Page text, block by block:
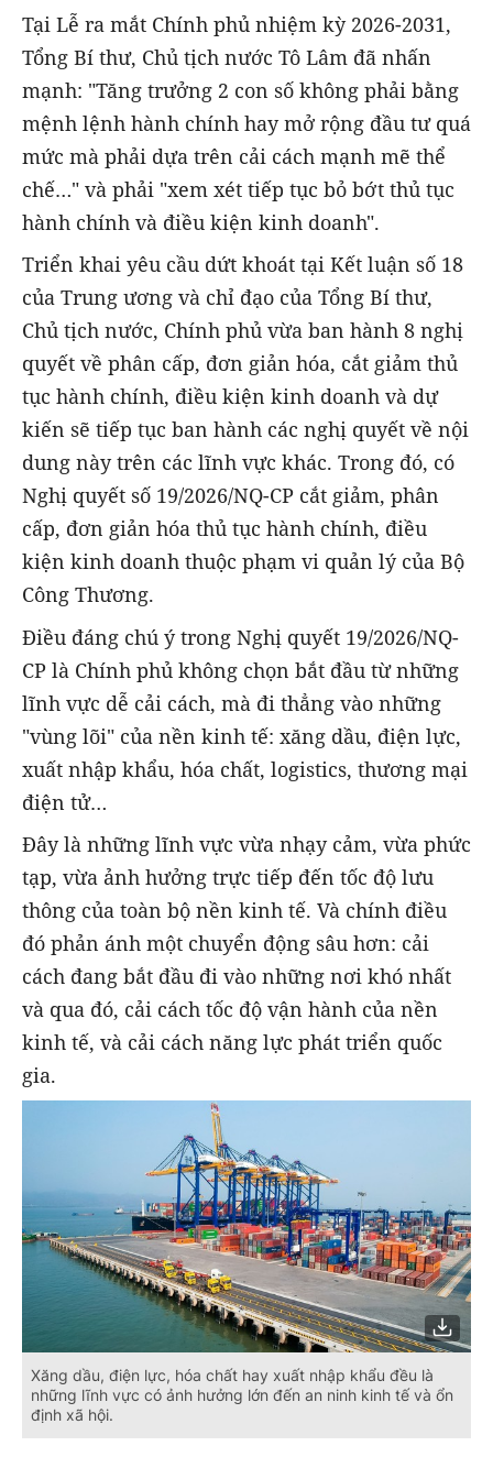
Tại Lễ ra mắt Chính phủ nhiệm kỳ 2026-2031,
Tổng Bí thư, Chủ tịch nước Tô Lâm đã nhấn
mạnh: "Tăng trưởng 2 con số không phải bằng
mệnh lệnh hành chính hay mở rộng đầu tư quá
mức mà phải dựa trên cải cách mạnh mẽ thể
chế…" và phải "xem xét tiếp tục bỏ bớt thủ tục
hành chính và điều kiện kinh doanh".
Triển khai yêu cầu dứt khoát tại Kết luận số 18
của Trung ương và chỉ đạo của Tổng Bí thư,
Chủ tịch nước, Chính phủ vừa ban hành 8 nghị
quyết về phân cấp, đơn giản hóa, cắt giảm thủ
tục hành chính, điều kiện kinh doanh và dự
kiến sẽ tiếp tục ban hành các nghị quyết về nội
dung này trên các lĩnh vực khác. Trong đó, có
Nghị quyết số 19/2026/NQ-CP cắt giảm, phân
cấp, đơn giản hóa thủ tục hành chính, điều
kiện kinh doanh thuộc phạm vi quản lý của Bộ
Công Thương.
Điều đáng chú ý trong Nghị quyết 19/2026/NQ-
CP là Chính phủ không chọn bắt đầu từ những
lĩnh vực dễ cải cách, mà đi thẳng vào những
"vùng lõi" của nền kinh tế: xăng dầu, điện lực,
xuất nhập khẩu, hóa chất, logistics, thương mại
điện tử…
Đây là những lĩnh vực vừa nhạy cảm, vừa phức
tạp, vừa ảnh hưởng trực tiếp đến tốc độ lưu
thông của toàn bộ nền kinh tế. Và chính điều
đó phản ánh một chuyển động sâu hơn: cải
cách đang bắt đầu đi vào những nơi khó nhất
và qua đó, cải cách tốc độ vận hành của nền
kinh tế, và cải cách năng lực phát triển quốc
gia.
Xăng dầu, điện lực, hóa chất hay xuất nhập khẩu đều là
những lĩnh vực có ảnh hưởng lớn đến an ninh kinh tế và ổn
định xã hội.